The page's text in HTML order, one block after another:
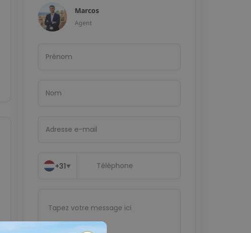
Marcos
Agent
+31▼